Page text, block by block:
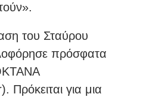
του Σταύρου
πρόσφατα
για μια